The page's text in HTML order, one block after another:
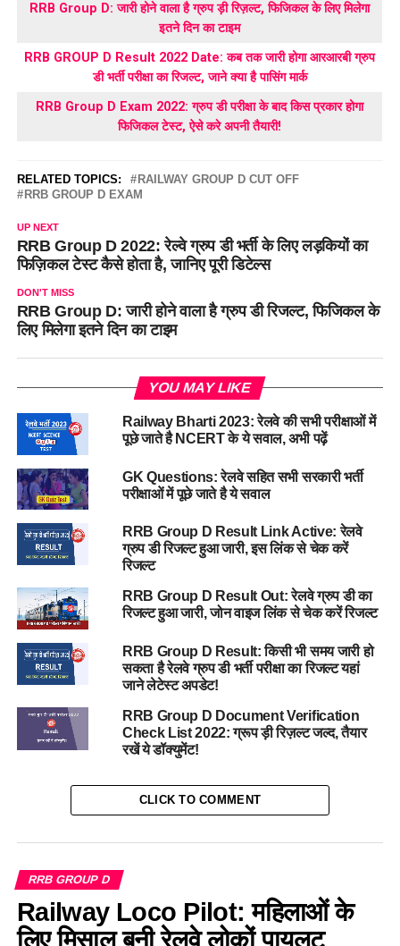
RRB Group D: जारी होने वाला है ग्रुप ड़ी रिज़ल्ट, फिजिकल के लिए मिलेगा
इतने दिन का टाइम
RRB GROUP D Result 2022 Date: कब तक जारी होगा आरआरबी ग्रुप
डी भर्ती परीक्षा का रिजल्ट, जाने क्या है पासिंग मार्क
RRB Group D Exam 2022: ग्रुप डी परीक्षा के बाद किस प्रकार होगा
फिजिकल टेस्ट, ऐसे करे अपनी तैयारी!
RELATED TOPICS:
RAILWAY GROUP D CUT OFF
RRB GROUP D EXAM
UP NEXT
RRB Group D 2022: रेल्वे ग्रुप डी भर्ती के लिए लड़कियों का
फिज़िकल टेस्ट कैसे होता है, जानिए पूरी डिटेल्स
DON'T MISS
RRB Group D: जारी होने वाला है ग्रुप डी रिजल्ट, फिजिकल के
लिए मिलेगा इतने दिन का टाइम
YOU MAY LIKE
Railway Bharti 2023: रेलवे की सभी परीक्षाओं में
पूछे जाते है NCERT के ये सवाल, अभी पढ़ें
GK Questions: रेलवे सहित सभी सरकारी भर्ती
परीक्षाओं में पूछे जाते है ये सवाल
RRB Group D Result Link Active: रेलवे
ग्रुप डी रिजल्ट हुआ जारी, इस लिंक से चेक करें
रिजल्ट
RRB Group D Result Out: रेलवे ग्रुप डी का
रिजल्ट हुआ जारी, जोन वाइज लिंक से चेक करें रिजल्ट
RRB Group D Result: किसी भी समय जारी हो
सकता है रेलवे ग्रुप डी भर्ती परीक्षा का रिजल्ट यहां
जाने लेटेस्ट अपडेट!
RRB Group D Document Verification
Check List 2022: ग्रूप ड़ी रिज़ल्ट जल्द, तैयार
रखें ये डॉक्युमेंट!
CLICK TO COMMENT
RRB GROUP D
Railway Loco Pilot: महिलाओं के
लिए मिसाल बनी रेलवे लोकों पायलट